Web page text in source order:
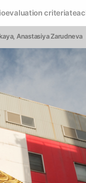
evaluation criteria
, Anastasiya Zarudneva